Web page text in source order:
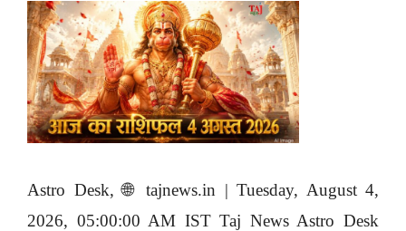
Astro Desk, 🌐 tajnews.in | Tuesday, August 4,
2026, 05:00:00 AM IST Taj News Astro Desk